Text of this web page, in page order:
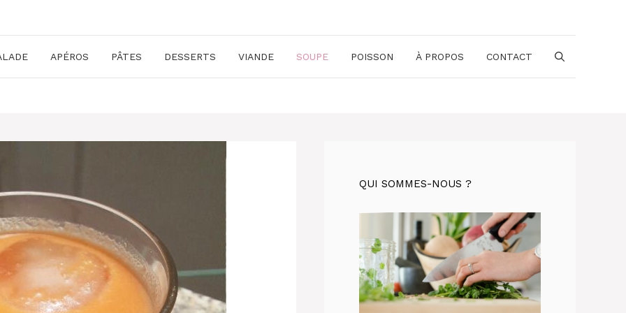
APÉROS PÂTES DESSERTS VIANDE SOUPE POISSON À PROPOS CONTACT
QUI SOMMES-NOUS ?